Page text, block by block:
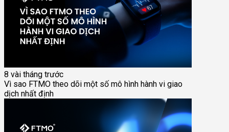
8 vài tháng trước
Vì sao FTMO theo dõi một số mô hình hành vi giao
dịch nhất định